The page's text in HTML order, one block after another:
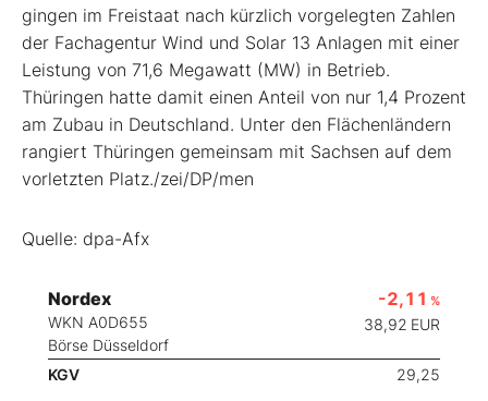
gingen im Freistaat nach kürzlich vorgelegten Zahlen
der Fachagentur Wind und Solar 13 Anlagen mit einer
Leistung von 71,6 Megawatt (MW) in Betrieb.
Thüringen hatte damit einen Anteil von nur 1,4 Prozent
am Zubau in Deutschland. Unter den Flächenländern
rangiert Thüringen gemeinsam mit Sachsen auf dem
vorletzten Platz./zei/DP/men
Quelle: dpa-Afx
Nordex
WKN A0D655
Börse Düsseldorf
-2,11 %
38,92 EUR
KGV 29,25